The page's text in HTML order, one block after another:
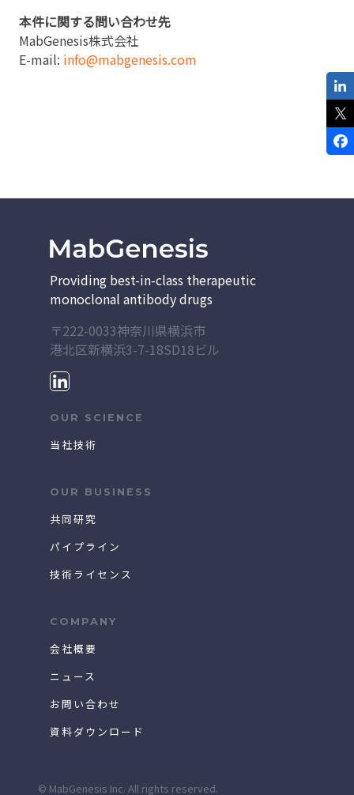
本件に関する問い合わせ先
MabGenesis株式会社
E-mail: info@mabgenesis.com
Providing best-in-class therapeutic
monoclonal antibody drugs
〒222-0033神奈川県横浜市
港北区新横浜3-7-18SD18ビル
OUR SCIENCE
当社技術
OUR BUSINESS
共同研究
パイプライン
技術ライセンス
COMPANY
会社概要
ニュース
お問い合わせ
資料ダウンロード
© MabGenesis Inc. All rights reserved.